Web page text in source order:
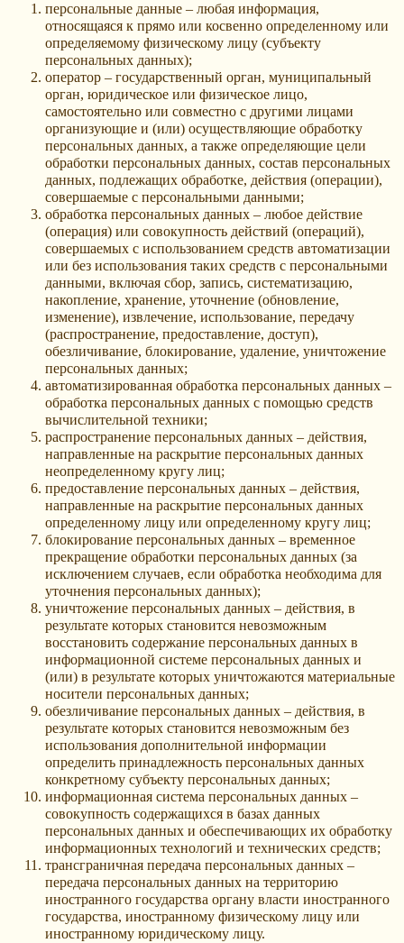
персональные данные – любая информация,
относящаяся к прямо или косвенно определенному или
определяемому физическому лицу (субъекту
персональных данных);
оператор – государственный орган, муниципальный
орган, юридическое или физическое лицо,
самостоятельно или совместно с другими лицами
организующие и (или) осуществляющие обработку
персональных данных, а также определяющие цели
обработки персональных данных, состав персональных
данных, подлежащих обработке, действия (операции),
совершаемые с персональными данными;
обработка персональных данных – любое действие
(операция) или совокупность действий (операций),
совершаемых с использованием средств автоматизации
или без использования таких средств с персональными
данными, включая сбор, запись, систематизацию,
накопление, хранение, уточнение (обновление,
изменение), извлечение, использование, передачу
(распространение, предоставление, доступ),
обезличивание, блокирование, удаление, уничтожение
персональных данных;
автоматизированная обработка персональных данных –
обработка персональных данных с помощью средств
вычислительной техники;
распространение персональных данных – действия,
направленные на раскрытие персональных данных
неопределенному кругу лиц;
предоставление персональных данных – действия,
направленные на раскрытие персональных данных
определенному лицу или определенному кругу лиц;
блокирование персональных данных – временное
прекращение обработки персональных данных (за
исключением случаев, если обработка необходима для
уточнения персональных данных);
уничтожение персональных данных – действия, в
результате которых становится невозможным
восстановить содержание персональных данных в
информационной системе персональных данных и
(или) в результате которых уничтожаются материальные
носители персональных данных;
обезличивание персональных данных – действия, в
результате которых становится невозможным без
использования дополнительной информации
определить принадлежность персональных данных
конкретному субъекту персональных данных;
информационная система персональных данных –
совокупность содержащихся в базах данных
персональных данных и обеспечивающих их обработку
информационных технологий и технических средств;
трансграничная передача персональных данных –
передача персональных данных на территорию
иностранного государства органу власти иностранного
государства, иностранному физическому лицу или
иностранному юридическому лицу.